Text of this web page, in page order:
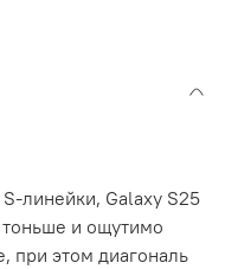
линейки, Galaxy S25
и ощутимо
при этом диагональ